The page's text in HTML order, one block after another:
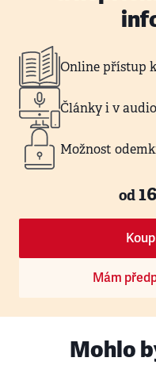
Online přístup
Články i v
Možnost
od
Mám
Mohlo